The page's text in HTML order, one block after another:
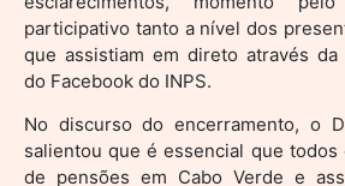
participativo tanto a nível dos
que assistiam em direto através da
do Facebook do INPS.
No discurso do encerramento, o
salientou que é essencial que todos
de pensões em Cabo Verde e